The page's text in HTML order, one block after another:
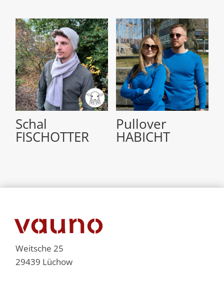
Schal
FISCHOTTER
Pullover
HABICHT
Weitsche 25
29439 Lüchow